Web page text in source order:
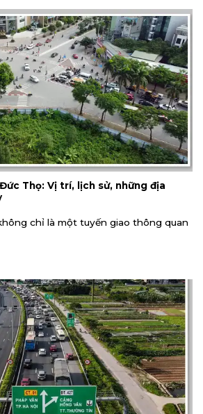
Thọ: Vị trí, lịch sử, những địa
chỉ là một tuyến giao thông quan